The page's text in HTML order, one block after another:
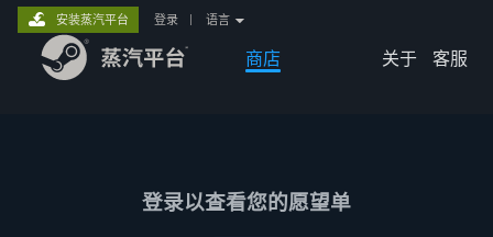
商店 关于 客服
安装蒸汽平台 登录 语言
登录以查看您的愿望单